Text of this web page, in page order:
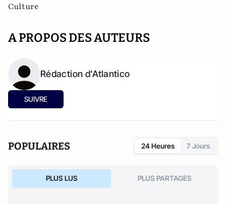
Culture
A PROPOS DES AUTEURS
Rédaction d'Atlantico
SUIVRE
POPULAIRES 24 Heures 7 Jours
PLUS LUS PLUS PARTAGES